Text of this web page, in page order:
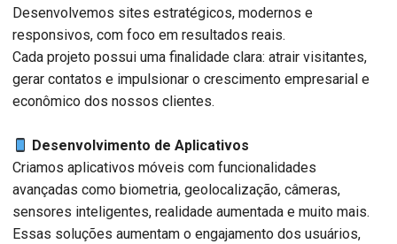
Desenvolvemos sites estratégicos, modernos e
responsivos, com foco em resultados reais.
Cada projeto possui uma finalidade clara: atrair visitantes,
gerar contatos e impulsionar o crescimento empresarial e
econômico dos nossos clientes.
Desenvolvimento de Aplicativos
Criamos aplicativos móveis com funcionalidades
avançadas como biometria, geolocalização, câmeras,
sensores inteligentes, realidade aumentada e muito mais.
Essas soluções aumentam o engajamento dos usuários,